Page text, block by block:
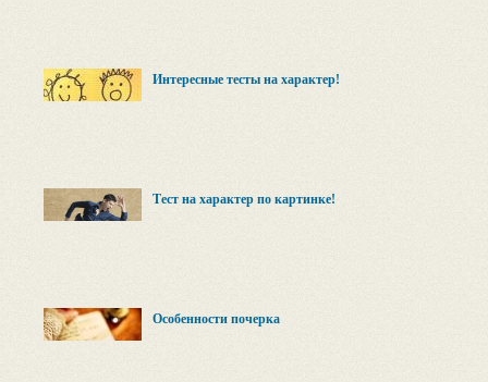
Интересные тесты на характер!
Тест на характер по картинке!
Особенности почерка